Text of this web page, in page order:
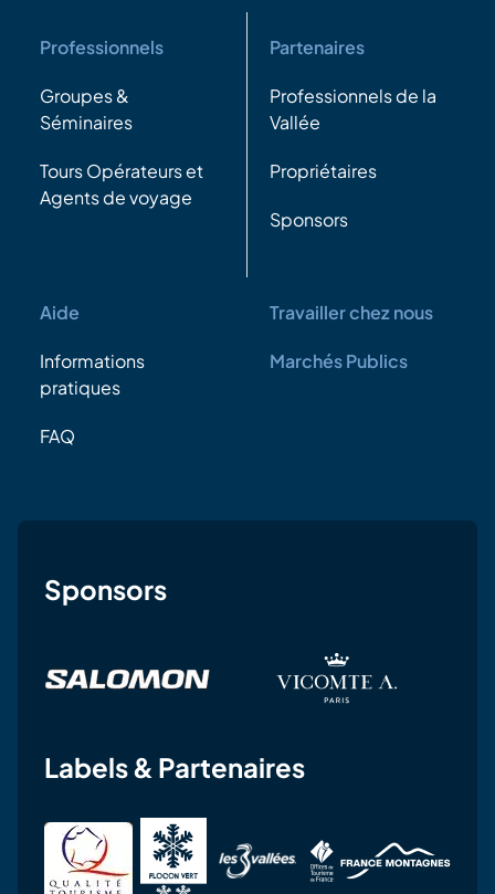
Professionnels
Groupes &
Séminaires
Tours Opérateurs et
Agents de voyage
Partenaires
Professionnels de la
Vallée
Propriétaires
Sponsors
Aide
Informations
pratiques
FAQ
Travailler chez nous
Marchés Publics
Sponsors
Labels & Partenaires